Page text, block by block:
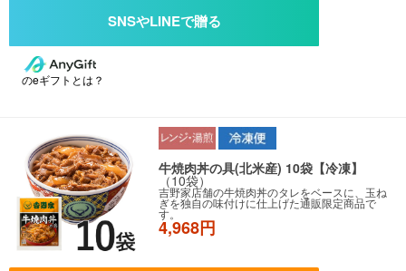
のeギフトとは？
牛焼肉丼の具(北米産) 10袋【冷凍】
（10袋）
吉野家店舗の牛焼肉丼のタレをベースに、玉ね
ぎを独自の味付けに仕上げた通販限定商品で
す。
4,968円